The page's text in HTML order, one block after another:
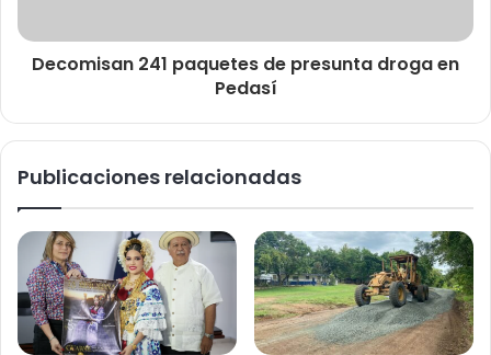
Decomisan 241 paquetes de presunta droga en
Pedasí
Publicaciones relacionadas